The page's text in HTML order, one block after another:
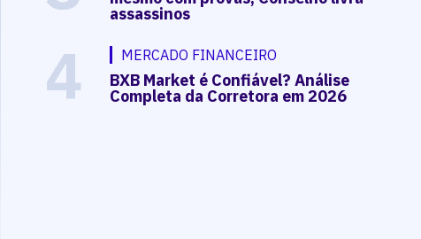
assassinos
4 MERCADO FINANCEIRO
BXB Market é Confiável? Análise
Completa da Corretora em 2026